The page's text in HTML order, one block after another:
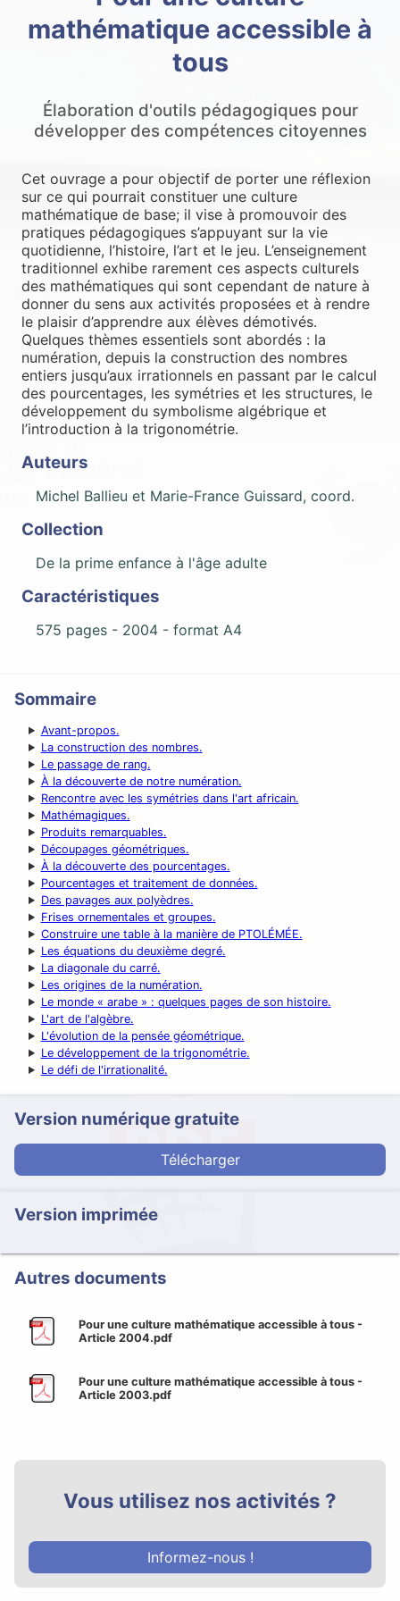
mathématique accessible à
tous
Élaboration d'outils pédagogiques pour
développer des compétences citoyennes
Cet ouvrage a pour objectif de porter une réflexion
sur ce qui pourrait constituer une culture
mathématique de base; il vise à promouvoir des
pratiques pédagogiques s’appuyant sur la vie
quotidienne, l’histoire, l’art et le jeu. L’enseignement
traditionnel exhibe rarement ces aspects culturels
des mathématiques qui sont cependant de nature à
donner du sens aux activités proposées et à rendre
le plaisir d’apprendre aux élèves démotivés.
Quelques thèmes essentiels sont abordés : la
numération, depuis la construction des nombres
entiers jusqu’aux irrationnels en passant par le calcul
des pourcentages, les symétries et les structures, le
développement du symbolisme algébrique et
l’introduction à la trigonométrie.
Auteurs
Michel Ballieu et Marie-France Guissard, coord.
Collection
De la prime enfance à l'âge adulte
Caractéristiques
575 pages - 2004 - format A4
Sommaire
Avant-propos.
La construction des nombres.
Le passage de rang.
À la découverte de notre numération.
Rencontre avec les symétries dans l'art africain.
Mathémagiques.
Produits remarquables.
Découpages géométriques.
À la découverte des pourcentages.
Pourcentages et traitement de données.
Des pavages aux polyèdres.
Frises ornementales et groupes.
Construire une table à la manière de PTOLÉMÉE.
Les équations du deuxième degré.
La diagonale du carré.
Les origines de la numération.
Le monde « arabe » : quelques pages de son histoire.
L'art de l'algèbre.
L'évolution de la pensée géométrique.
Le développement de la trigonométrie.
Le défi de l'irrationalité.
Version numérique gratuite
Télécharger
Version imprimée
Autres documents
Pour une culture mathématique accessible à tous -
Article 2004.pdf
Pour une culture mathématique accessible à tous -
Article 2003.pdf
Vous utilisez nos activités ?
Informez-nous !